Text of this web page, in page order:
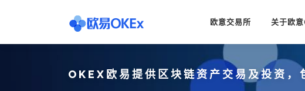
欧意交易所 关于欧意
OKEX欧易提供区块链资产交易及投资